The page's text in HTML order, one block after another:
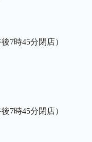
7時45分閉店）
7時45分閉店）